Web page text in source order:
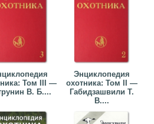
Том III —
В. Б....
Энциклопедия
охотника: Том II —
Габидзашвили Т.
В....